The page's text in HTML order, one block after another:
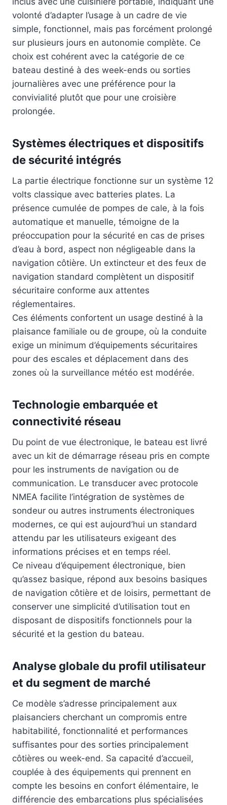
volonté d’adapter l’usage à un cadre de vie
simple, fonctionnel, mais pas forcément prolongé
sur plusieurs jours en autonomie complète. Ce
choix est cohérent avec la catégorie de ce
bateau destiné à des week-ends ou sorties
journalières avec une préférence pour la
convivialité plutôt que pour une croisière
prolongée.
Systèmes électriques et dispositifs
de sécurité intégrés
La partie électrique fonctionne sur un système 12
volts classique avec batteries plates. La
présence cumulée de pompes de cale, à la fois
automatique et manuelle, témoigne de la
préoccupation pour la sécurité en cas de prises
d’eau à bord, aspect non négligeable dans la
navigation côtière. Un extincteur et des feux de
navigation standard complètent un dispositif
sécuritaire conforme aux attentes
réglementaires.
Ces éléments confortent un usage destiné à la
plaisance familiale ou de groupe, où la conduite
exige un minimum d’équipements sécuritaires
pour des escales et déplacement dans des
zones où la surveillance météo est modérée.
Technologie embarquée et
connectivité réseau
Du point de vue électronique, le bateau est livré
avec un kit de démarrage réseau pris en compte
pour les instruments de navigation ou de
communication. Le transducer avec protocole
NMEA facilite l’intégration de systèmes de
sondeur ou autres instruments électroniques
modernes, ce qui est aujourd’hui un standard
attendu par les utilisateurs exigeant des
informations précises et en temps réel.
Ce niveau d’équipement électronique, bien
qu’assez basique, répond aux besoins basiques
de navigation côtière et de loisirs, permettant de
conserver une simplicité d’utilisation tout en
disposant de dispositifs fonctionnels pour la
sécurité et la gestion du bateau.
Analyse globale du profil utilisateur
et du segment de marché
Ce modèle s’adresse principalement aux
plaisanciers cherchant un compromis entre
habitabilité, fonctionnalité et performances
suffisantes pour des sorties principalement
côtières ou week-end. Sa capacité d’accueil,
couplée à des équipements qui prennent en
compte les besoins en confort élémentaire, le
différencie des embarcations plus spécialisées